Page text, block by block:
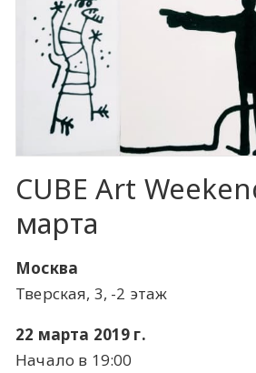
CUBE Art
марта
Москва
Тверская, 3, -2 этаж
22 марта 2019 г.
Начало в 19:00